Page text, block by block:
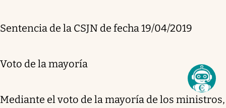
Sentencia de la CSJN de fecha 19/04/2019
Voto de la mayoría
Mediante el voto de la mayoría de los ministros,